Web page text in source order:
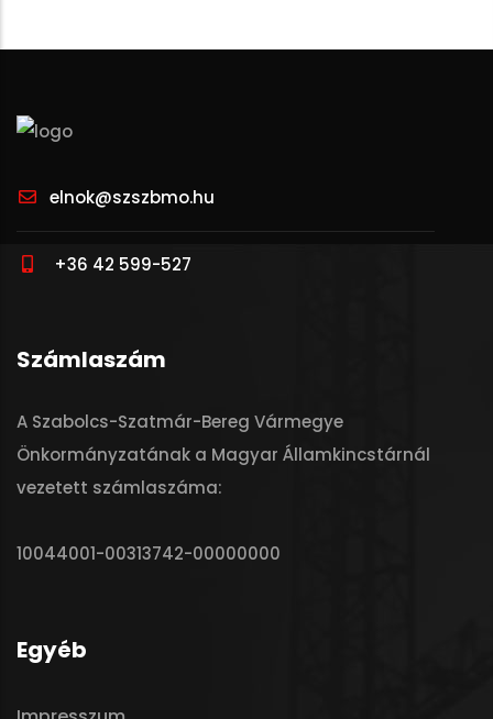
elnok@szszbmo.hu
+36 42 599-527
Számlaszám
A Szabolcs-Szatmár-Bereg Vármegye
Önkormányzatának a Magyar Államkincstárnál
vezetett számlaszáma:
10044001-00313742-00000000
Egyéb